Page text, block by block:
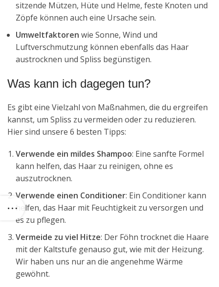
sitzende Mützen, Hüte und Helme, feste Knoten und
Zöpfe können auch eine Ursache sein.
Umweltfaktoren wie Sonne, Wind und
Luftverschmutzung können ebenfalls das Haar
austrocknen und Spliss begünstigen.
Was kann ich dagegen tun?
Es gibt eine Vielzahl von Maßnahmen, die du ergreifen
kannst, um Spliss zu vermeiden oder zu reduzieren.
Hier sind unsere 6 besten Tipps:
Verwende ein mildes Shampoo: Eine sanfte Formel
kann helfen, das Haar zu reinigen, ohne es
auszutrocknen.
Verwende einen Conditioner: Ein Conditioner kann
helfen, das Haar mit Feuchtigkeit zu versorgen und
es zu pflegen.
Vermeide zu viel Hitze: Der Föhn trocknet die Haare
mit der Kaltstufe genauso gut, wie mit der Heizung.
Wir haben uns nur an die angenehme Wärme
gewöhnt.